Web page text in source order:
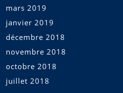
mars 2019
janvier 2019
décembre 2018
novembre 2018
octobre 2018
juillet 2018